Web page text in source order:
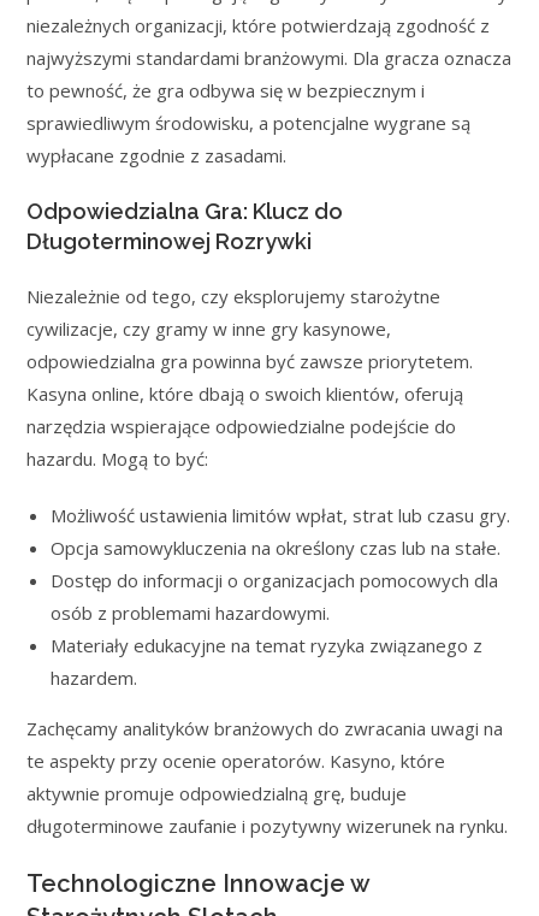
niezależnych organizacji, które potwierdzają zgodność z
najwyższymi standardami branżowymi. Dla gracza oznacza
to pewność, że gra odbywa się w bezpiecznym i
sprawiedliwym środowisku, a potencjalne wygrane są
wypłacane zgodnie z zasadami.
Odpowiedzialna Gra: Klucz do
Długoterminowej Rozrywki
Niezależnie od tego, czy eksplorujemy starożytne
cywilizacje, czy gramy w inne gry kasynowe,
odpowiedzialna gra powinna być zawsze priorytetem.
Kasyna online, które dbają o swoich klientów, oferują
narzędzia wspierające odpowiedzialne podejście do
hazardu. Mogą to być:
Możliwość ustawienia limitów wpłat, strat lub czasu gry.
Opcja samowykluczenia na określony czas lub na stałe.
Dostęp do informacji o organizacjach pomocowych dla
osób z problemami hazardowymi.
Materiały edukacyjne na temat ryzyka związanego z
hazardem.
Zachęcamy analityków branżowych do zwracania uwagi na
te aspekty przy ocenie operatorów. Kasyno, które
aktywnie promuje odpowiedzialną grę, buduje
długoterminowe zaufanie i pozytywny wizerunek na rynku.
Technologiczne Innowacje w